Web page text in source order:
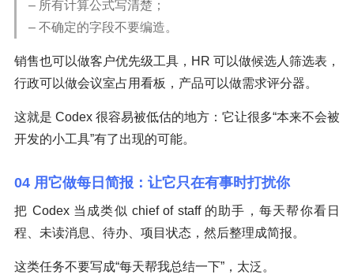
– 所有计算公式写清楚；
– 不确定的字段不要编造。
销售也可以做客户优先级工具，HR 可以做候选人筛选表，
行政可以做会议室占用看板，产品可以做需求评分器。
这就是 Codex 很容易被低估的地方：它让很多“本来不会被
开发的小工具”有了出现的可能。
04 用它做每日简报：让它只在有事时打扰你
把 Codex 当成类似 chief of staff 的助手，每天帮你看日
程、未读消息、待办、项目状态，然后整理成简报。
这类任务不要写成“每天帮我总结一下”，太泛。